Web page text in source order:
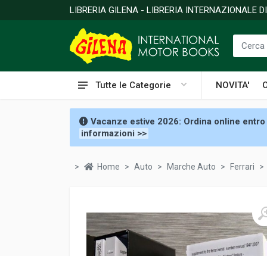
LIBRERIA GILENA - LIBRERIA INTERNAZIONALE
Tutte le Categorie NOVITA'
Vacanze estive 2026: Ordina online
informazioni >>
Home Auto Marche Auto Ferrari